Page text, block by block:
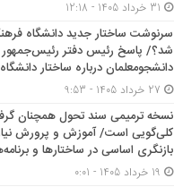
سرنوشت ساختار جدید دانشگاه
شد؟/ پاسخ رئیس دفتر رئیس‌جمهور
دانشجومعلمان درباره ساختار
نسخه ترمیمی سند تحول همچنان
کلی‌گویی است/ آموزش و پرورش
بازنگری اساسی در ساختارها و